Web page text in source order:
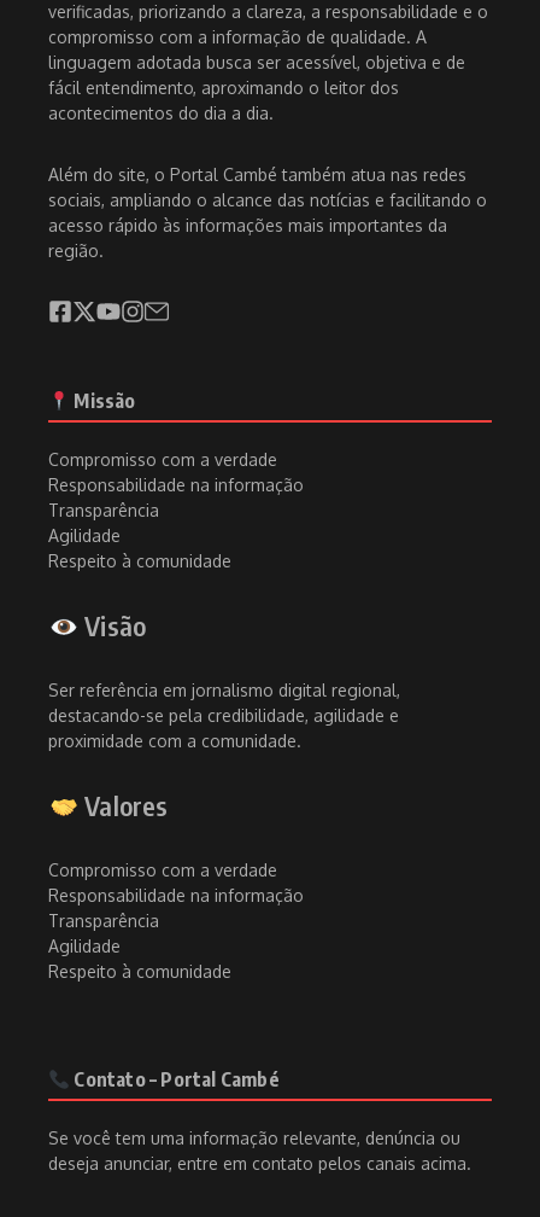
verificadas, priorizando a clareza, a responsabilidade e o
compromisso com a informação de qualidade. A
linguagem adotada busca ser acessível, objetiva e de
fácil entendimento, aproximando o leitor dos
acontecimentos do dia a dia.
Além do site, o Portal Cambé também atua nas redes
sociais, ampliando o alcance das notícias e facilitando o
acesso rápido às informações mais importantes da
região.
Missão
Compromisso com a verdade
Responsabilidade na informação
Transparência
Agilidade
Respeito à comunidade
Visão
Ser referência em jornalismo digital regional,
destacando-se pela credibilidade, agilidade e
proximidade com a comunidade.
Valores
Compromisso com a verdade
Responsabilidade na informação
Transparência
Agilidade
Respeito à comunidade
Contato – Portal Cambé
Se você tem uma informação relevante, denúncia ou
deseja anunciar, entre em contato pelos canais acima.